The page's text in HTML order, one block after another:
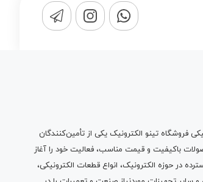
فروشگاه تینو الکترونیک یکی از تأمین‌کنندگان
باکیفیت و قیمت مناسب، فعالیت خود را آغاز
در حوزه الکترونیک، انواع قطعات الکترونیکی،